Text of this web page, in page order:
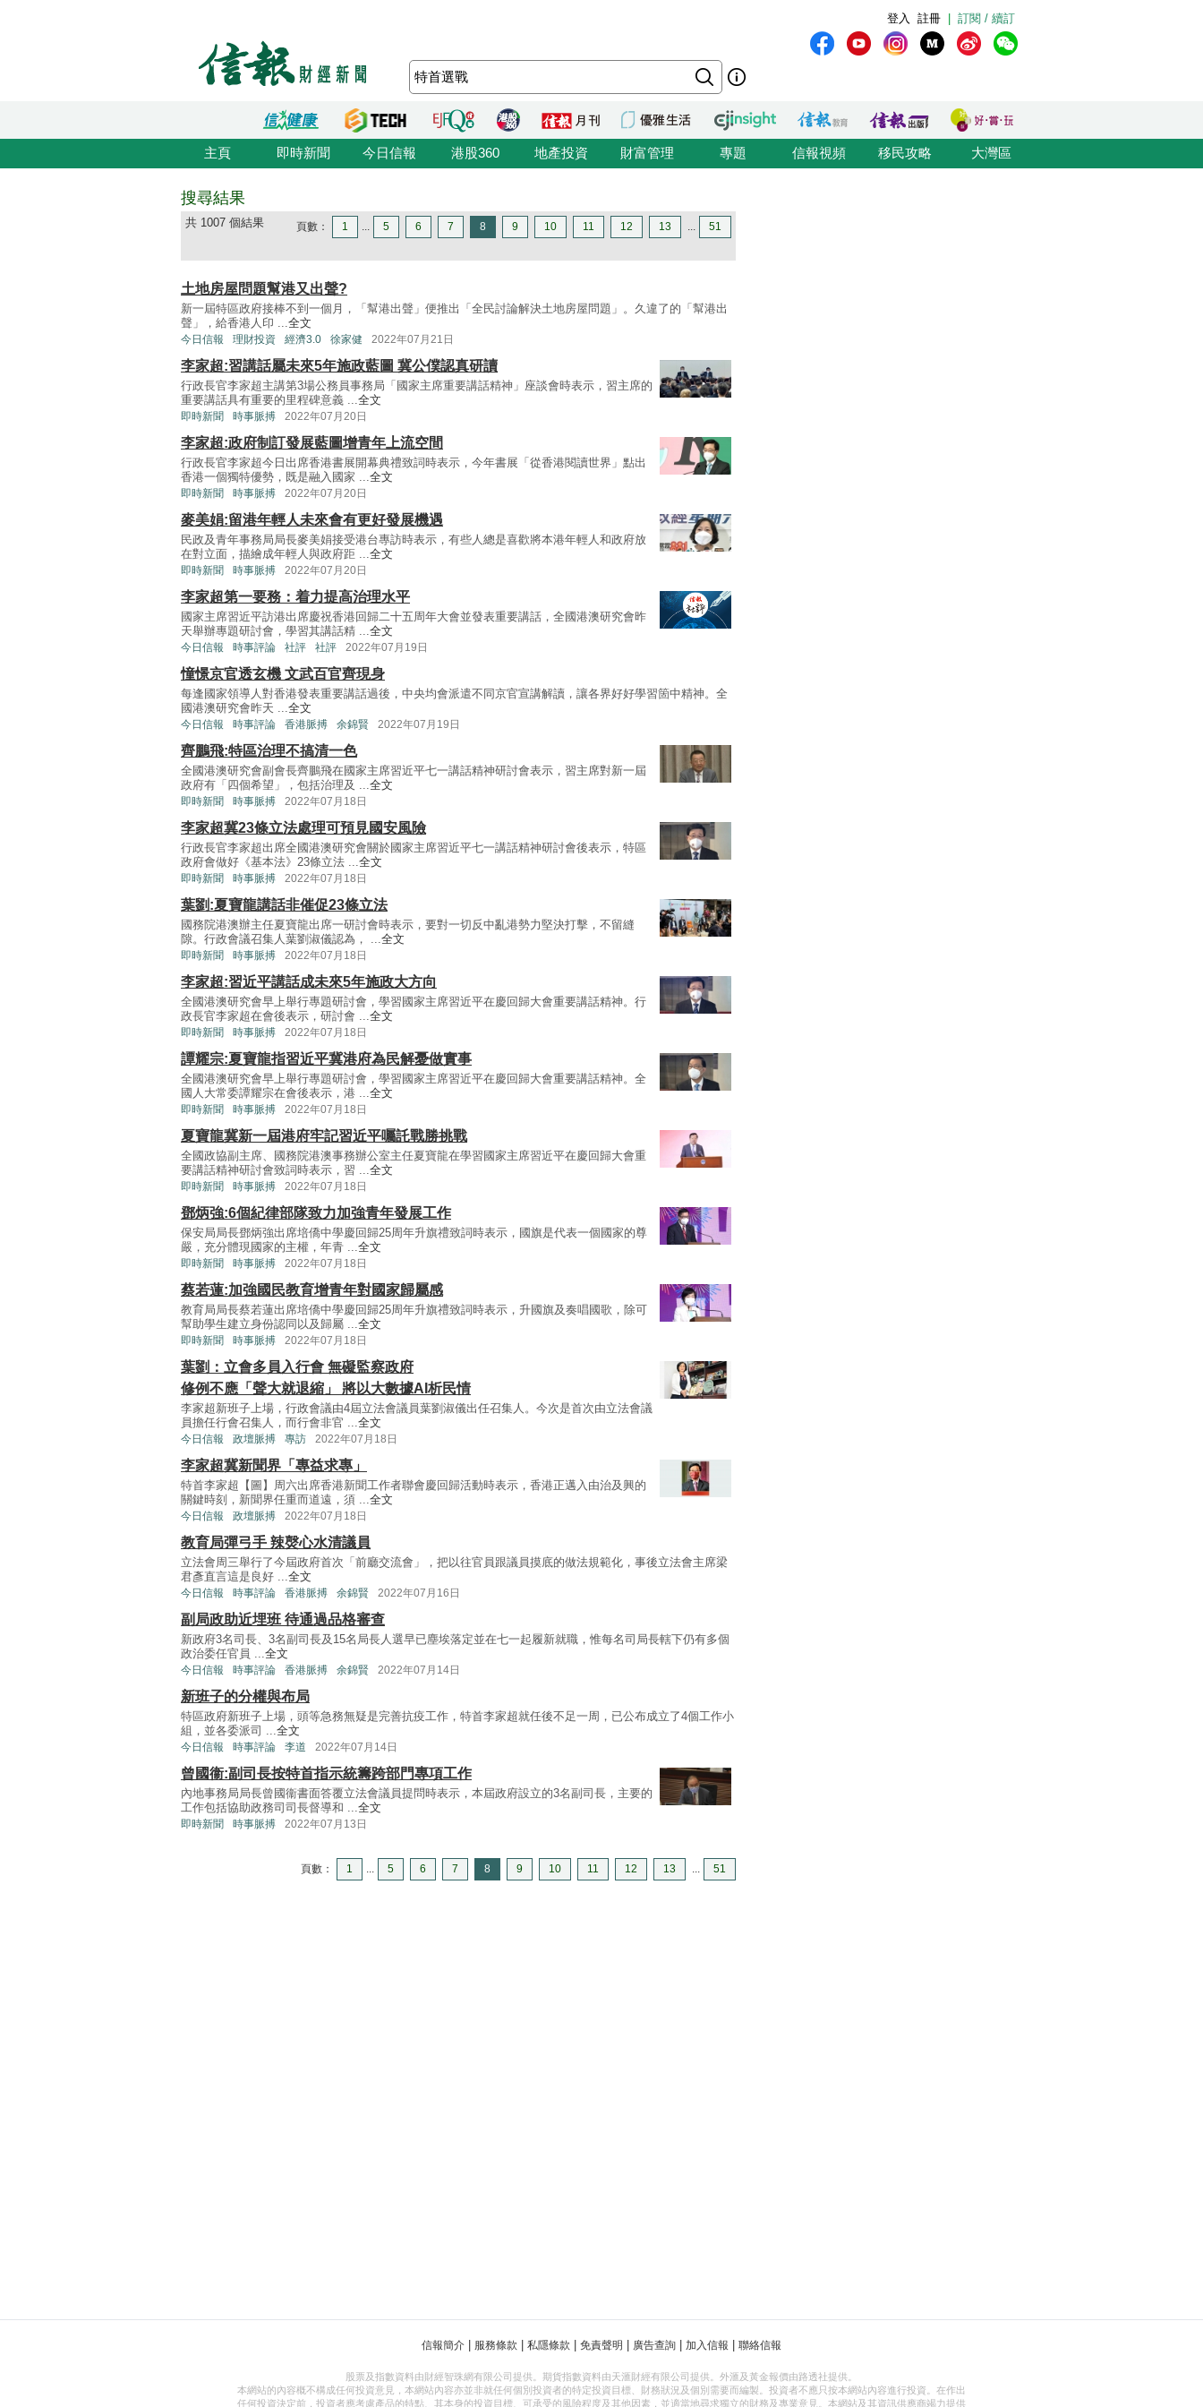
訂閱 / 續訂
註冊
登入
主頁 即時新聞 今日信報 港股360 地產投資 財富管理 專題 信報視頻 移民攻略 大灣區
搜尋結果
共 1007 個結果 頁數： 1 ... 5 6 7 8 9 10 11 12 13 ... 51
土地房屋問題幫港又出聲?
新一屆特區政府接棒不到一個月，「幫港出聲」便推出「全民討論解決土地房屋問題」。久違了的「幫港出
聲」，給香港人印 ...全文
今日信報 理財投資 經濟3.0 徐家健 2022年07月21日
李家超:習講話屬未來5年施政藍圖 冀公僕認真研讀
行政長官李家超主講第3場公務員事務局「國家主席重要講話精神」座談會時表示，習主席的
重要講話具有重要的里程碑意義 ...全文
即時新聞 時事脈搏 2022年07月20日
李家超:政府制訂發展藍圖增青年上流空間
行政長官李家超今日出席香港書展開幕典禮致詞時表示，今年書展「從香港閱讀世界」點出
香港一個獨特優勢，既是融入國家 ...全文
即時新聞 時事脈搏 2022年07月20日
麥美娟:留港年輕人未來會有更好發展機遇
民政及青年事務局局長麥美娟接受港台專訪時表示，有些人總是喜歡將本港年輕人和政府放
在對立面，描繪成年輕人與政府距 ...全文
即時新聞 時事脈搏 2022年07月20日
李家超第一要務：着力提高治理水平
國家主席習近平訪港出席慶祝香港回歸二十五周年大會並發表重要講話，全國港澳研究會昨
天舉辦專題研討會，學習其講話精 ...全文
今日信報 時事評論 社評 社評 2022年07月19日
憧憬京官透玄機 文武百官齊現身
每逢國家領導人對香港發表重要講話過後，中央均會派遣不同京官宣講解讀，讓各界好好學習箇中精神。全
國港澳研究會昨天 ...全文
今日信報 時事評論 香港脈搏 余錦賢 2022年07月19日
齊鵬飛:特區治理不搞清一色
全國港澳研究會副會長齊鵬飛在國家主席習近平七一講話精神研討會表示，習主席對新一屆
政府有「四個希望」，包括治理及 ...全文
即時新聞 時事脈搏 2022年07月18日
李家超冀23條立法處理可預見國安風險
行政長官李家超出席全國港澳研究會關於國家主席習近平七一講話精神研討會後表示，特區
政府會做好《基本法》23條立法 ...全文
即時新聞 時事脈搏 2022年07月18日
葉劉:夏寶龍講話非催促23條立法
國務院港澳辦主任夏寶龍出席一研討會時表示，要對一切反中亂港勢力堅決打擊，不留縫
隙。行政會議召集人葉劉淑儀認為， ...全文
即時新聞 時事脈搏 2022年07月18日
李家超:習近平講話成未來5年施政大方向
全國港澳研究會早上舉行專題研討會，學習國家主席習近平在慶回歸大會重要講話精神。行
政長官李家超在會後表示，研討會 ...全文
即時新聞 時事脈搏 2022年07月18日
譚耀宗:夏寶龍指習近平冀港府為民解憂做實事
全國港澳研究會早上舉行專題研討會，學習國家主席習近平在慶回歸大會重要講話精神。全
國人大常委譚耀宗在會後表示，港 ...全文
即時新聞 時事脈搏 2022年07月18日
夏寶龍冀新一屆港府牢記習近平囑託戰勝挑戰
全國政協副主席、國務院港澳事務辦公室主任夏寶龍在學習國家主席習近平在慶回歸大會重
要講話精神研討會致詞時表示，習 ...全文
即時新聞 時事脈搏 2022年07月18日
鄧炳強:6個紀律部隊致力加強青年發展工作
保安局局長鄧炳強出席培僑中學慶回歸25周年升旗禮致詞時表示，國旗是代表一個國家的尊
嚴，充分體現國家的主權，年青 ...全文
即時新聞 時事脈搏 2022年07月18日
蔡若蓮:加強國民教育增青年對國家歸屬感
教育局局長蔡若蓮出席培僑中學慶回歸25周年升旗禮致詞時表示，升國旗及奏唱國歌，除可
幫助學生建立身份認同以及歸屬 ...全文
即時新聞 時事脈搏 2022年07月18日
葉劉：立會多員入行會 無礙監察政府
修例不應「聲大就退縮」 將以大數據AI析民情
李家超新班子上場，行政會議由4屆立法會議員葉劉淑儀出任召集人。今次是首次由立法會議
員擔任行會召集人，而行會非官 ...全文
今日信報 政壇脈搏 專訪 2022年07月18日
李家超冀新聞界「專益求專」
特首李家超【圖】周六出席香港新聞工作者聯會慶回歸活動時表示，香港正邁入由治及興的
關鍵時刻，新聞界任重而道遠，須 ...全文
今日信報 政壇脈搏 2022年07月18日
教育局彈弓手 辣㷫心水清議員
立法會周三舉行了今屆政府首次「前廳交流會」，把以往官員跟議員摸底的做法規範化，事後立法會主席梁
君彥直言這是良好 ...全文
今日信報 時事評論 香港脈搏 余錦賢 2022年07月16日
副局政助近埋班 待通過品格審查
新政府3名司長、3名副司長及15名局長人選早已塵埃落定並在七一起履新就職，惟每名司局長轄下仍有多個
政治委任官員 ...全文
今日信報 時事評論 香港脈搏 余錦賢 2022年07月14日
新班子的分權與布局
特區政府新班子上場，頭等急務無疑是完善抗疫工作，特首李家超就任後不足一周，已公布成立了4個工作小
組，並各委派司 ...全文
今日信報 時事評論 李道 2022年07月14日
曾國衞:副司長按特首指示統籌跨部門專項工作
內地事務局局長曾國衞書面答覆立法會議員提問時表示，本屆政府設立的3名副司長，主要的
工作包括協助政務司司長督導和 ...全文
即時新聞 時事脈搏 2022年07月13日
頁數： 1 ... 5 6 7 8 9 10 11 12 13 ... 51
信報簡介 服務條款 私隱條款 免責聲明 廣告查詢 加入信報 聯絡信報
股票及指數資料由財經智珠網有限公司提供。期貨指數資料由天滙財經有限公司提供。外滙及黃金報價由路透社提供。
本網站的內容概不構成任何投資意見，本網站內容亦並非就任何個別投資者的特定投資目標、財務狀況及個別需要而編製。投資者不應只按本網站內容進行投資。在作出
任何投資決定前，投資者應考慮產品的特點、其本身的投資目標、可承受的風險程度及其他因素，並適當地尋求獨立的財務及專業意見。本網站及其資訊供應商竭力提供